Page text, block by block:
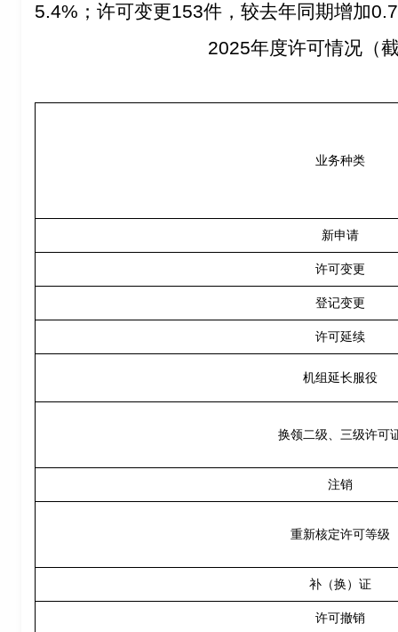
5.4% ；许可变更153件，较去年同期增加0.7
2025年度许可情况（
业务种类
新申请
许可变更
登记变更
许可延续
机组延长服役
换领二级、三级许可
注销
重新核定许可等级
补（换）证
许可撤销